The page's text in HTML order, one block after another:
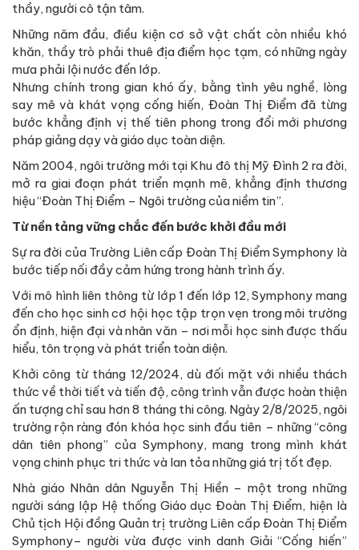
thầy, người cô tận tâm.
Những năm đầu, điều kiện cơ sở vật chất còn nhiều khó
khăn, thầy trò phải thuê địa điểm học tạm, có những ngày
mưa phải lội nước đến lớp.
Nhưng chính trong gian khó ấy, bằng tình yêu nghề, lòng
say mê và khát vọng cống hiến, Đoàn Thị Điểm đã từng
bước khẳng định vị thế tiên phong trong đổi mới phương
pháp giảng dạy và giáo dục toàn diện.
Năm 2004, ngôi trường mới tại Khu đô thị Mỹ Đình 2 ra đời,
mở ra giai đoạn phát triển mạnh mẽ, khẳng định thương
hiệu “Đoàn Thị Điểm – Ngôi trường của niềm tin”.
Từ nền tảng vững chắc đến bước khởi đầu mới
Sự ra đời của Trường Liên cấp Đoàn Thị Điểm Symphony là
bước tiếp nối đầy cảm hứng trong hành trình ấy.
Với mô hình liên thông từ lớp 1 đến lớp 12, Symphony mang
đến cho học sinh cơ hội học tập trọn vẹn trong môi trường
ổn định, hiện đại và nhân văn – nơi mỗi học sinh được thấu
hiểu, tôn trọng và phát triển toàn diện.
Khởi công từ tháng 12/2024, dù đối mặt với nhiều thách
thức về thời tiết và tiến độ, công trình vẫn được hoàn thiện
ấn tượng chỉ sau hơn 8 tháng thi công. Ngày 2/8/2025, ngôi
trường rộn ràng đón khóa học sinh đầu tiên – những “công
dân tiên phong” của Symphony, mang trong mình khát
vọng chinh phục tri thức và lan tỏa những giá trị tốt đẹp.
Nhà giáo Nhân dân Nguyễn Thị Hiền – một trong những
người sáng lập Hệ thống Giáo dục Đoàn Thị Điểm, hiện là
Chủ tịch Hội đồng Quản trị trường Liên cấp Đoàn Thị Điểm
Symphony– người vừa được vinh danh Giải “Cống hiến”